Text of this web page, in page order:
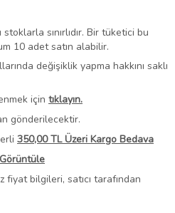
sınırlıdır. Bir tüketici bu
10 adet satın alabilir.
değişiklik yapma hakkını saklı
için tıklayın.
gönderilecektir.
350,00 TL Üzeri Kargo Bedava
bilgileri, satıcı tarafından